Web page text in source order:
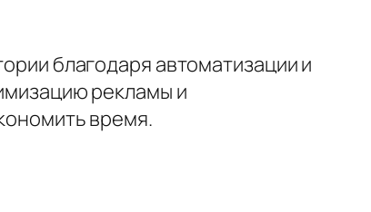
благодаря автоматизации и
рекламы и
время.